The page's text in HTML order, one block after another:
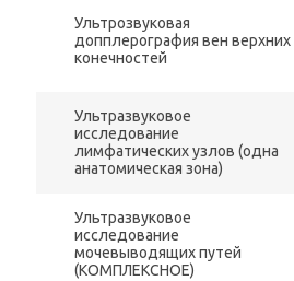
Ультрозвуковая
допплерография вен верхних
конечностей
Ультразвуковое
исследование
лимфатических узлов (одна
анатомическая зона)
Ультразвуковое
исследование
мочевыводящих путей
(КОМПЛЕКСНОЕ)